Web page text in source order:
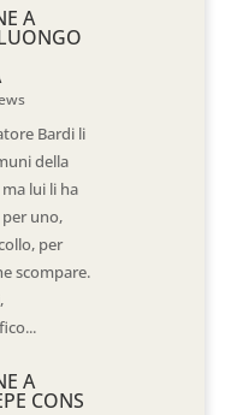
A
Bardi li
della
lui li ha
uno,
per
scompare.
A
CONS